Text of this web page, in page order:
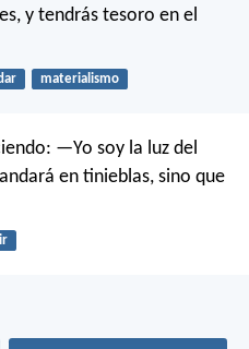
y tendrás tesoro en el
materialismo
—Yo soy la luz del
en tinieblas, sino que